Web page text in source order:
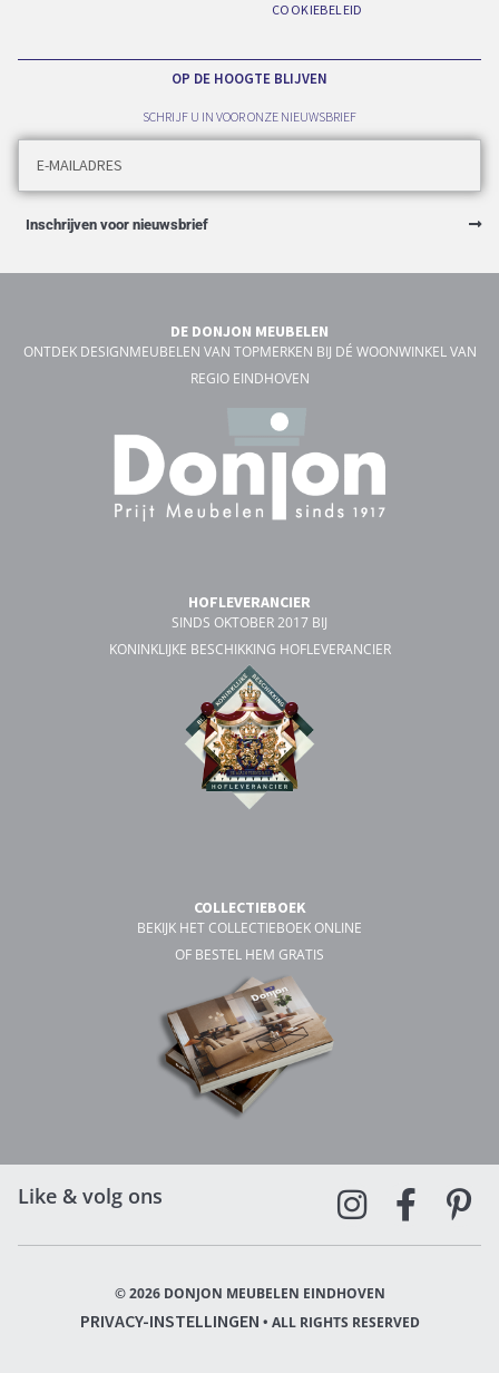
COOKIEBELEID
OP DE HOOGTE BLIJVEN
SCHRIJF U IN VOOR ONZE NIEUWSBRIEF
Inschrijven voor nieuwsbrief
DE DONJON MEUBELEN
ONTDEK DESIGNMEUBELEN VAN TOPMERKEN BIJ DÉ WOONWINKEL VAN
REGIO EINDHOVEN
HOFLEVERANCIER
SINDS OKTOBER 2017 BIJ
KONINKLIJKE BESCHIKKING HOFLEVERANCIER
COLLECTIEBOEK
BEKIJK HET COLLECTIEBOEK ONLINE
OF BESTEL HEM GRATIS
Like & volg ons
© 2026 DONJON MEUBELEN EINDHOVEN
PRIVACY-INSTELLINGEN • ALL RIGHTS RESERVED